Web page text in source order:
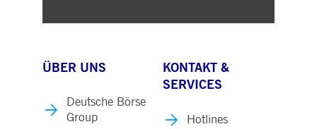
ÜBER UNS
Deutsche Börse
Group
KONTAKT &
SERVICES
Hotlines